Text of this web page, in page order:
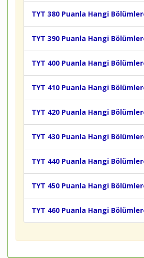
TYT 380 Puanla Hangi
TYT 390 Puanla Hangi
TYT 400 Puanla Hangi
TYT 410 Puanla Hangi
TYT 420 Puanla Hangi
TYT 430 Puanla Hangi
TYT 440 Puanla Hangi
TYT 450 Puanla Hangi
TYT 460 Puanla Hangi